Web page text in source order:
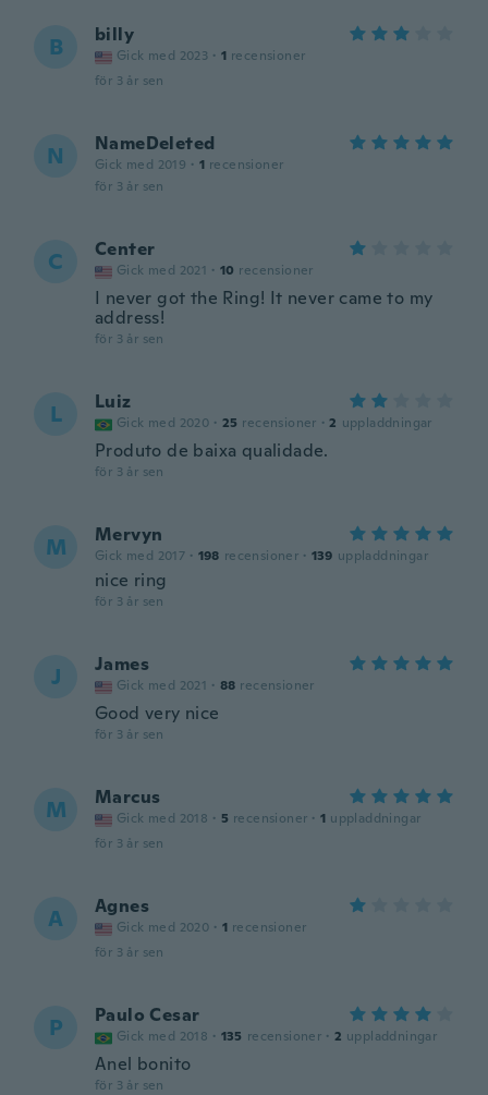
B billy
Gick med 2023 · 1 recensioner
för 3 år sen
N NameDeleted
Gick med 2019 · 1 recensioner
för 3 år sen
C Center
Gick med 2021 · 10 recensioner
I never got the Ring! It never came to my
address!
för 3 år sen
L Luiz
Gick med 2020 · 25 recensioner · 2 uppladdningar
Produto de baixa qualidade.
för 3 år sen
M Mervyn
Gick med 2017 · 198 recensioner · 139 uppladdningar
nice ring
för 3 år sen
J James
Gick med 2021 · 88 recensioner
Good very nice
för 3 år sen
M Marcus
Gick med 2018 · 5 recensioner · 1 uppladdningar
för 3 år sen
A Agnes
Gick med 2020 · 1 recensioner
för 3 år sen
P Paulo Cesar
Gick med 2018 · 135 recensioner · 2 uppladdningar
Anel bonito
för 3 år sen